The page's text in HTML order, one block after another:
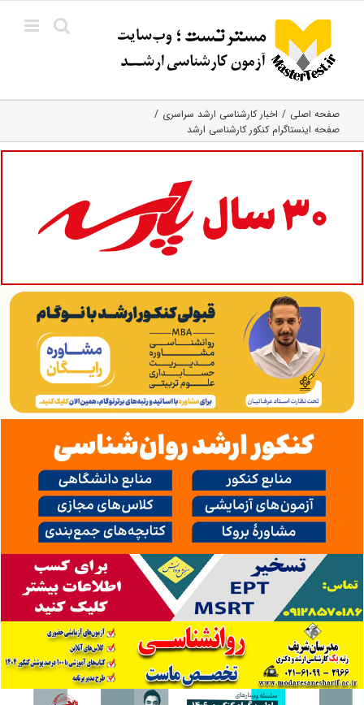
content
صفحه اصلی
اخبار کارشناسی ارشد سراسری
صفحه اینستاگرام کنکور کارشناسی ارشد